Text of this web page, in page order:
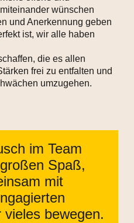
wünschen
und Anerkennung geben
ist, wir alle haben
die es allen
frei zu entfalten und
umzugehen.
im Team
Spaß,
mit
vieles bewegen.